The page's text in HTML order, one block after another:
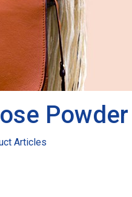
Articles